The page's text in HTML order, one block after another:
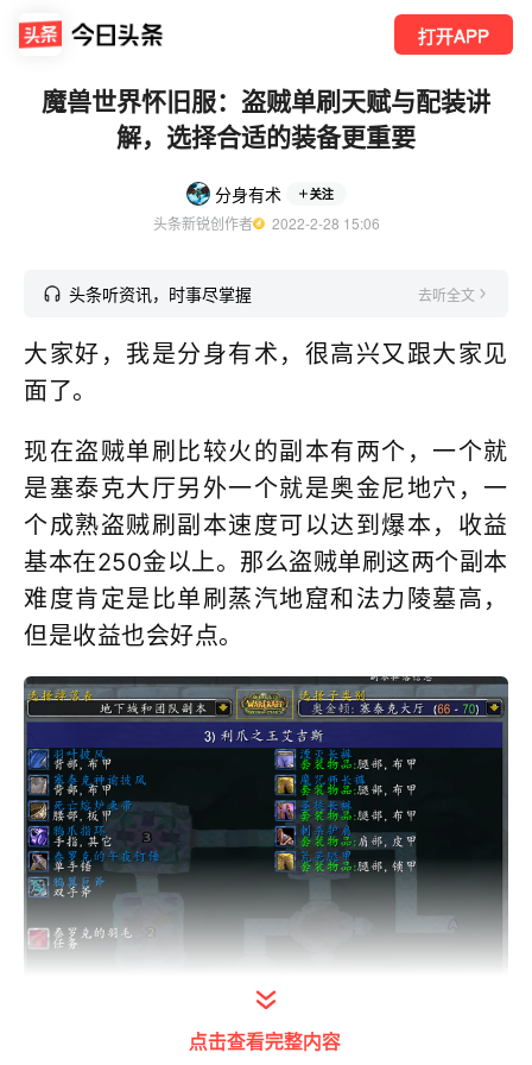
打开APP
魔兽世界怀旧服：盗贼单刷天赋与配装讲
解，选择合适的装备更重要
分身有术 关注
头条新锐创作者
  2022-2-28 15:06
头条听资讯，时事尽掌握 去听全文
大家好，我是分身有术，很高兴又跟大家见
面了。
现在盗贼单刷比较火的副本有两个，一个就
是塞泰克大厅另外一个就是奥金尼地穴，一
个成熟盗贼刷副本速度可以达到爆本，收益
基本在250金以上。那么盗贼单刷这两个副本
难度肯定是比单刷蒸汽地窟和法力陵墓高，
但是收益也会好点。
点击查看完整内容